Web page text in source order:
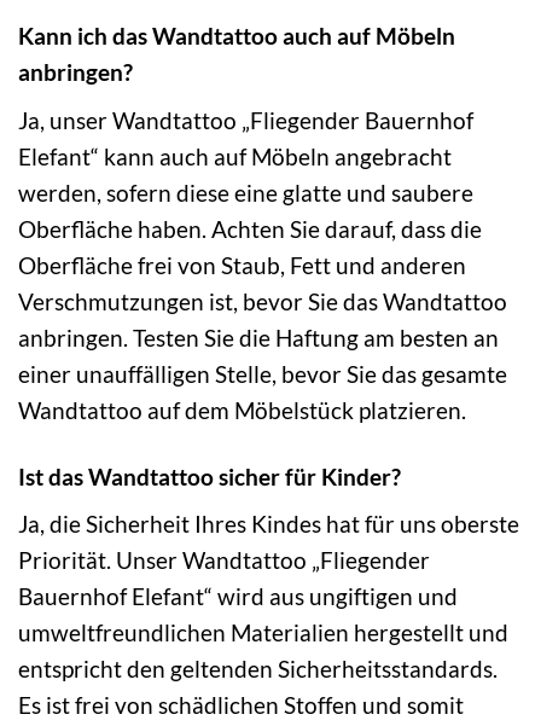
Kann ich das Wandtattoo auch auf Möbeln
anbringen?
Ja, unser Wandtattoo „Fliegender Bauernhof
Elefant“ kann auch auf Möbeln angebracht
werden, sofern diese eine glatte und saubere
Oberfläche haben. Achten Sie darauf, dass die
Oberfläche frei von Staub, Fett und anderen
Verschmutzungen ist, bevor Sie das Wandtattoo
anbringen. Testen Sie die Haftung am besten an
einer unauffälligen Stelle, bevor Sie das gesamte
Wandtattoo auf dem Möbelstück platzieren.
Ist das Wandtattoo sicher für Kinder?
Ja, die Sicherheit Ihres Kindes hat für uns oberste
Priorität. Unser Wandtattoo „Fliegender
Bauernhof Elefant“ wird aus ungiftigen und
umweltfreundlichen Materialien hergestellt und
entspricht den geltenden Sicherheitsstandards.
Es ist frei von schädlichen Stoffen und somit